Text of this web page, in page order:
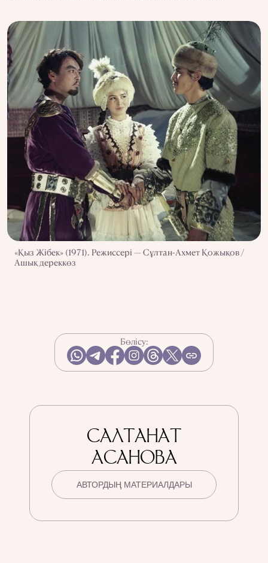
«Қыз Жібек» (1971). Режиссері — Сұлтан-Ахмет Қожықов /
Ашық дереккөз
Бөлісу:
САЛТАНАТ
АСАНОВА
АВТОРДЫҢ МАТЕРИАЛДАРЫ